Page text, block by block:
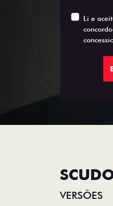
Li e
VERSÕES